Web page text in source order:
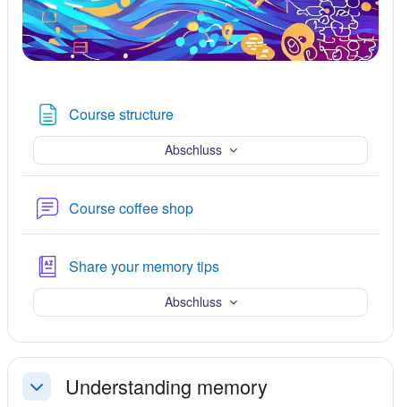
Course structureTekstowy bok
Abschluss
Course coffee shop
Share your memory tipsGlosar
Abschluss
EinklappenUnderstanding memory